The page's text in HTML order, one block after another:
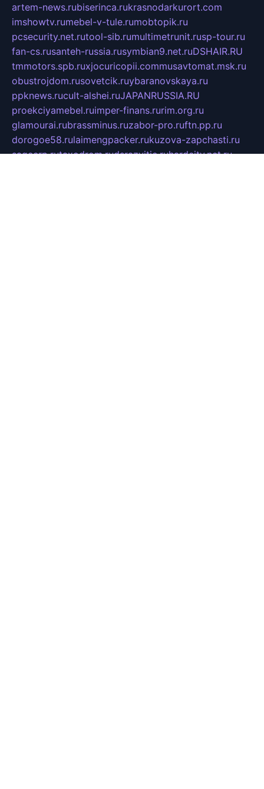
artem-news.rubiserinca.rukrasnodarkurort.com
imshowtv.rumebel-v-tule.rumobtopik.ru
pcsecurity.net.rutool-sib.rumultimetrunit.rusp-tour.ru
fan-cs.rusanteh-russia.rusymbian9.net.ruDSHAIR.RU
tmmotors.spb.ruxjocuricopii.commusavtomat.msk.ru
obustrojdom.rusovetcik.ruybaranovskaya.ru
ppknews.rucult-alshei.ruJAPANRUSSIA.RU
proekciyamebel.ruimper-finans.rurim.org.ru
glamourai.rubrassminus.ruzabor-pro.ruftn.pp.ru
dorogoe58.rulaimengpacker.rukuzova-zapchasti.ru
sageerp.rutaxodrom.rudsrazvitie.ruhardcity.net.ru